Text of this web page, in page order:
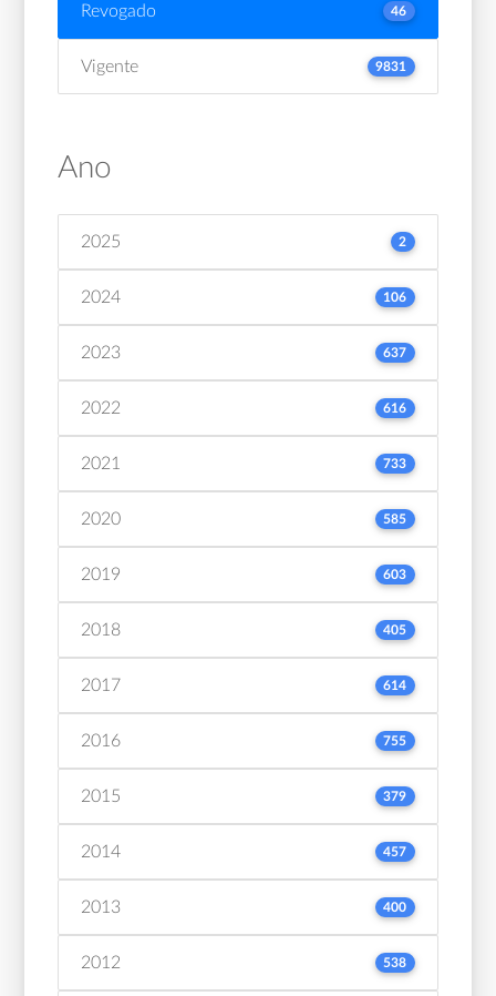
Revogado 46
Vigente 9831
Ano
2025 2
2024 106
2023 637
2022 616
2021 733
2020 585
2019 603
2018 405
2017 614
2016 755
2015 379
2014 457
2013 400
2012 538